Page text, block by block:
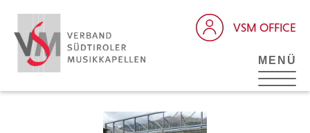
VSM OFFICE
MENÜ